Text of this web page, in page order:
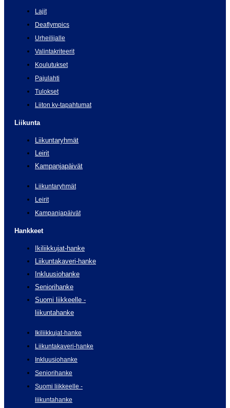
Lajit
Deaflympics
Urheilijalle
Valintakriteerit
Koulutukset
Pajulahti
Tulokset
Liiton kv-tapahtumat
Liikunta
Liikuntaryhmät
Leirit
Kampanjapäivät
Liikuntaryhmät
Leirit
Kampanjapäivät
Hankkeet
Ikiliikkujat-hanke
Liikuntakaveri-hanke
Inkluusiohanke
Seniorihanke
Suomi liikkeelle -
liikuntahanke
Ikiliikkujat-hanke
Liikuntakaveri-hanke
Inkluusiohanke
Seniorihanke
Suomi liikkeelle -
liikuntahanke